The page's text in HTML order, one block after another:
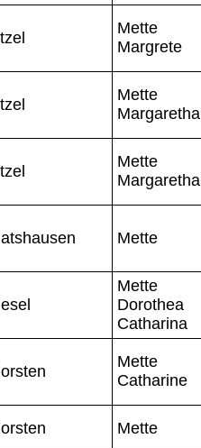
Mette
Margrete
Mette
Margaretha
Mette
Margaretha
Mette
Mette
Dorothea
Catharina
Mette
Catharine
Mette